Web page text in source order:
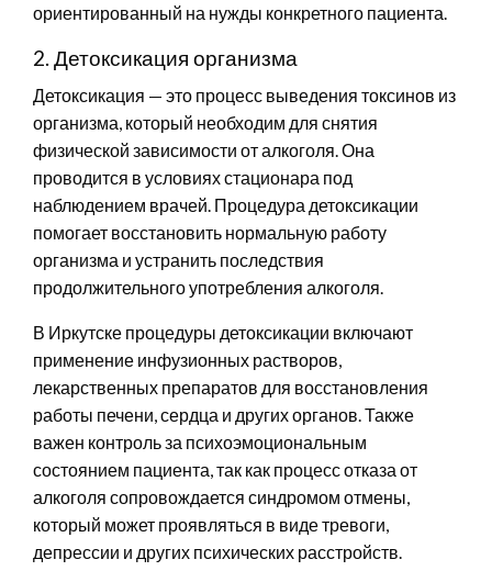
ориентированный на нужды конкретного пациента.
2. Детоксикация организма
Детоксикация — это процесс выведения токсинов из
организма, который необходим для снятия
физической зависимости от алкоголя. Она
проводится в условиях стационара под
наблюдением врачей. Процедура детоксикации
помогает восстановить нормальную работу
организма и устранить последствия
продолжительного употребления алкоголя.
В Иркутске процедуры детоксикации включают
применение инфузионных растворов,
лекарственных препаратов для восстановления
работы печени, сердца и других органов. Также
важен контроль за психоэмоциональным
состоянием пациента, так как процесс отказа от
алкоголя сопровождается синдромом отмены,
который может проявляться в виде тревоги,
депрессии и других психических расстройств.